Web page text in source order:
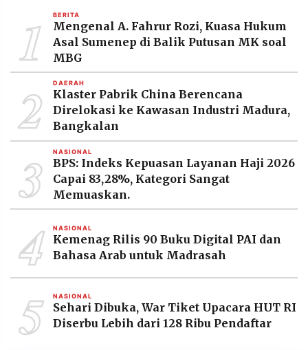
©
Resolusi.co
-
PT.
RESOLUSI
MEDIA
1 BERITA
Mengenal A. Fahrur Rozi, Kuasa Hukum
Asal Sumenep di Balik Putusan MK soal
MBG
2 DAERAH
Klaster Pabrik China Berencana
Direlokasi ke Kawasan Industri Madura,
Bangkalan
3 NASIONAL
BPS: Indeks Kepuasan Layanan Haji 2026
Capai 83,28%, Kategori Sangat
Memuaskan.
4 NASIONAL
Kemenag Rilis 90 Buku Digital PAI dan
Bahasa Arab untuk Madrasah
5 NASIONAL
Sehari Dibuka, War Tiket Upacara HUT RI
Diserbu Lebih dari 128 Ribu Pendaftar